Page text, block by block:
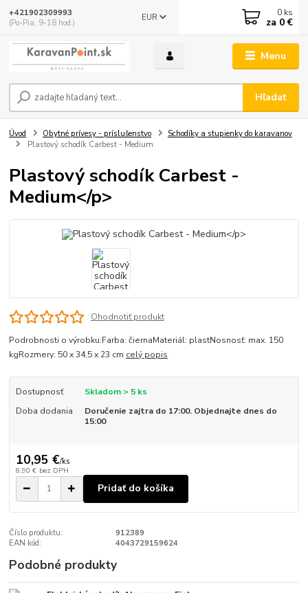
Menu
EUR
Hľadať
+421902309993
(Po-Pia, 9-18 hod.)
0 ks
za 0 €
Úvod Obytné prívesy - príslušenstvo
Schodíky a stupienky do karavanov
Plastový schodík Carbest - Medium
Plastový schodík Carbest -
Medium</p>
Ohodnotiť produkt
Podrobnosti o výrobku:Farba: čiernaMateriál: plastNosnosť: max. 150
kgRozmery: 50 x 34,5 x 23 cm celý popis
Dostupnosť
Skladom > 5 ks
Doba dodania
Doručenie zajtra do 17:00. Objednajte dnes do
15:00
10,95 €/ks
8,90 € bez DPH
Pridať do košíka
Číslo produktu:
912389
EAN kód:
4043729159624
Podobné produkty